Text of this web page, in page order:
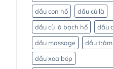
dầu con hổ
dầu cù là
dầu cù là bạch hổ
dầu
dầu massage
dầu
dầu xoa bóp